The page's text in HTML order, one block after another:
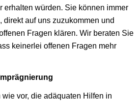
erhalten würden. Sie können immer
auf uns zuzukommen und
Fragen klären. Wir beraten Sie
keinerlei offenen Fragen mehr
wie vor, die adäquaten Hilfen in